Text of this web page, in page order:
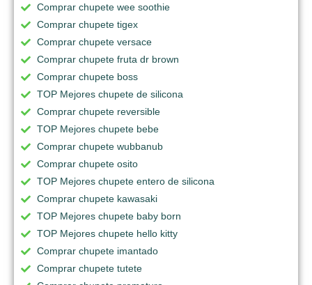
Comprar chupete wee soothie
Comprar chupete tigex
Comprar chupete versace
Comprar chupete fruta dr brown
Comprar chupete boss
TOP Mejores chupete de silicona
Comprar chupete reversible
TOP Mejores chupete bebe
Comprar chupete wubbanub
Comprar chupete osito
TOP Mejores chupete entero de silicona
Comprar chupete kawasaki
TOP Mejores chupete baby born
TOP Mejores chupete hello kitty
Comprar chupete imantado
Comprar chupete tutete